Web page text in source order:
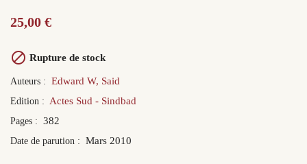
25,00 €
 Rupture de stock
Auteurs : Edward W, Said
Edition : Actes Sud - Sindbad
Pages : 382
Date de parution : Mars 2010